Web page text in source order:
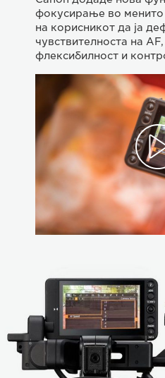
фокусирање во
на корисникот да ја
чувствителноста на
флексибилност и